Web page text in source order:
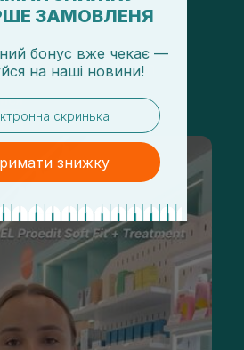
в Instagram
ЗАМОВЛЕНЯ
бонус вже чекає —
на наші новини!
знижку